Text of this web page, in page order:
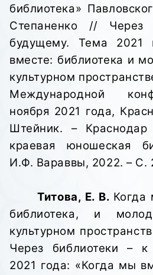
библиотека»
Степаненко // Через
будущему. Тема 2021
вместе: библиотека и
культурном
Международной
ноября 2021 года,
Штейник. – Краснодар
краевая юношеская
И.Ф. Вараввы, 2022. – С.
Титова, Е. В. Когда
библиотека, и
культурном
Через библиотеки –
2021 года: «Когда мы